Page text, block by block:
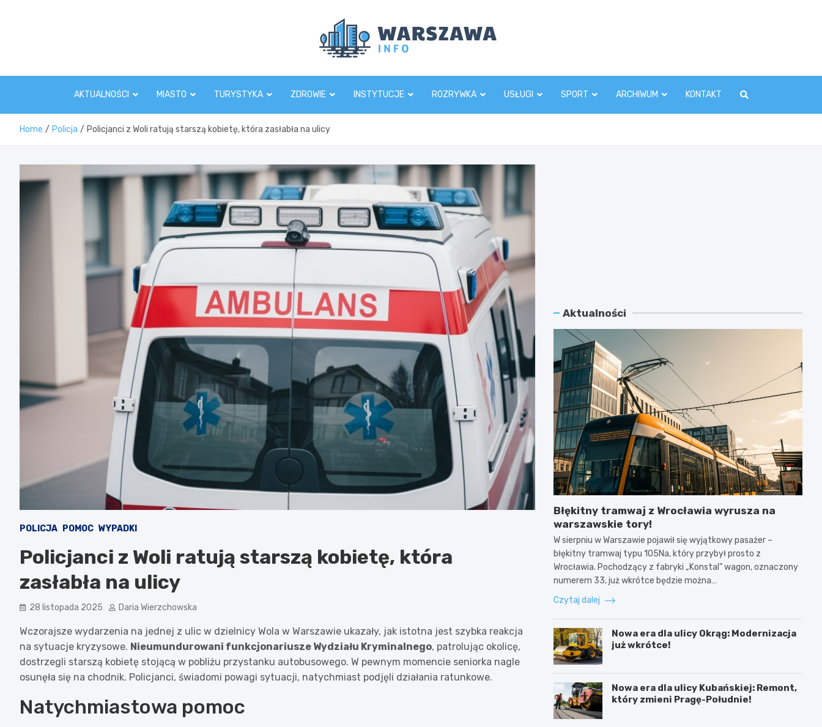
AKTUALNOŚCI MIASTO TURYSTYKA ZDROWIE INSTYTUCJE ROZRYWKA USŁUGI SPORT ARCHIWUM KONTAKT
Home Policja Policjanci z Woli ratują starszą kobietę, która zasłabła na ulicy
POLICJA POMOC WYPADKI
Policjanci z Woli ratują starszą kobietę, która
zasłabła na ulicy
28 listopada 2025 Daria Wierzchowska
Wczorajsze wydarzenia na jednej z ulic w dzielnicy Wola w Warszawie ukazały, jak istotna jest szybka reakcja
na sytuacje kryzysowe. Nieumundurowani funkcjonariusze Wydziału Kryminalnego, patrolując okolicę,
dostrzegli starszą kobietę stojącą w pobliżu przystanku autobusowego. W pewnym momencie seniorka nagle
osunęła się na chodnik. Policjanci, świadomi powagi sytuacji, natychmiast podjęli działania ratunkowe.
Natychmiastowa pomoc
Aktualności
Błękitny tramwaj z Wrocławia wyrusza na
warszawskie tory!
W sierpniu w Warszawie pojawił się wyjątkowy pasażer –
błękitny tramwaj typu 105Na, który przybył prosto z
Wrocławia. Pochodzący z fabryki „Konstal” wagon, oznaczony
numerem 33, już wkrótce będzie można…
Czytaj dalej
Nowa era dla ulicy Okrąg: Modernizacja
już wkrótce!
Nowa era dla ulicy Kubańskiej: Remont,
który zmieni Pragę-Południe!